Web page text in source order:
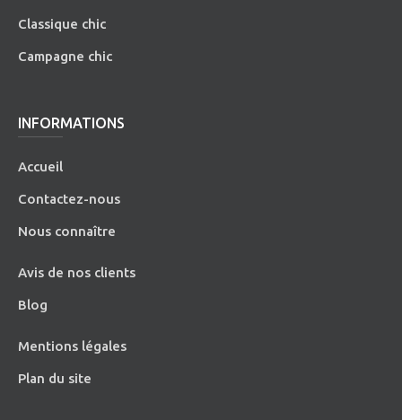
Classique chic
Campagne chic
INFORMATIONS
Accueil
Contactez-nous
Nous connaître
Avis de nos clients
Blog
Mentions légales
Plan du site